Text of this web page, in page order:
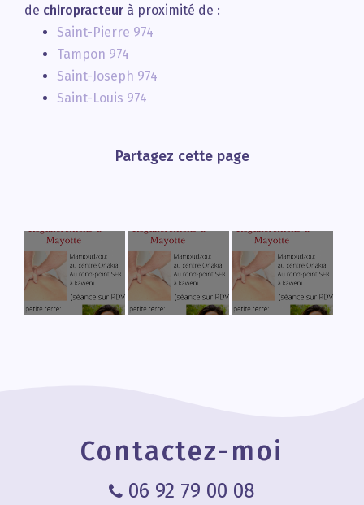
de chiropracteur à proximité de :
Saint-Pierre 974
Tampon 974
Saint-Joseph 974
Saint-Louis 974
Contactez-moi
06 92 79 00 08